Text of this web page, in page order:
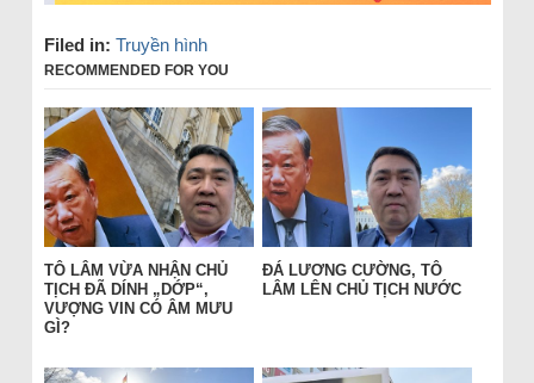
Filed in: Truyền hình
RECOMMENDED FOR YOU
TÔ LÂM VỪA NHẬN CHỦ
TỊCH ĐÃ DÍNH „DỚP“,
VƯỢNG VIN CÓ ÂM MƯU
GÌ?
ĐÁ LƯƠNG CƯỜNG, TÔ
LÂM LÊN CHỦ TỊCH NƯỚC